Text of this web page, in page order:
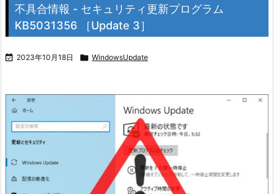
不具合情報 - セキュリティ更新プログラム
KB5031356 ［Update 3］
 2023年10月18日  WindowsUpdate